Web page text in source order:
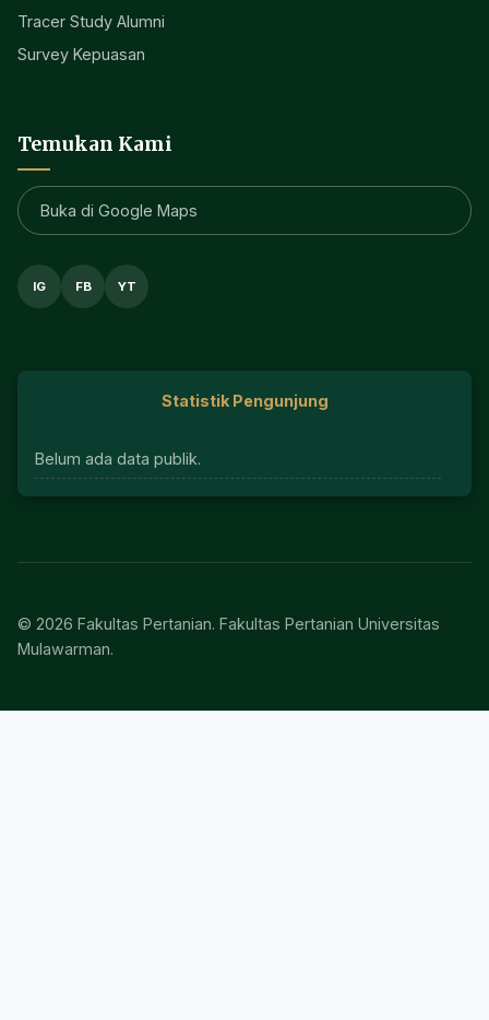
Tracer Study Alumni
Survey Kepuasan
Temukan Kami
Buka di Google Maps
IG FB YT
Statistik Pengunjung
Belum ada data publik.
© 2026 Fakultas Pertanian. Fakultas Pertanian Universitas
Mulawarman.